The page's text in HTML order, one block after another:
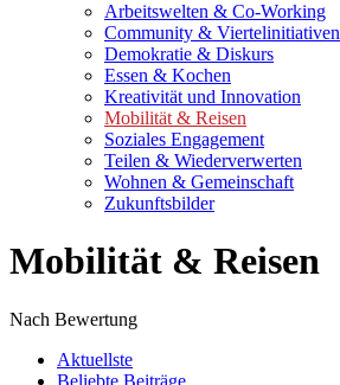
Arbeitswelten & Co-Working
Community & Viertelinitiativen
Demokratie & Diskurs
Essen & Kochen
Kreativität und Innovation
Mobilität & Reisen
Soziales Engagement
Teilen & Wiederverwerten
Wohnen & Gemeinschaft
Zukunftsbilder
Mobilität & Reisen
Nach Bewertung
Aktuellste
Beliebte Beiträge